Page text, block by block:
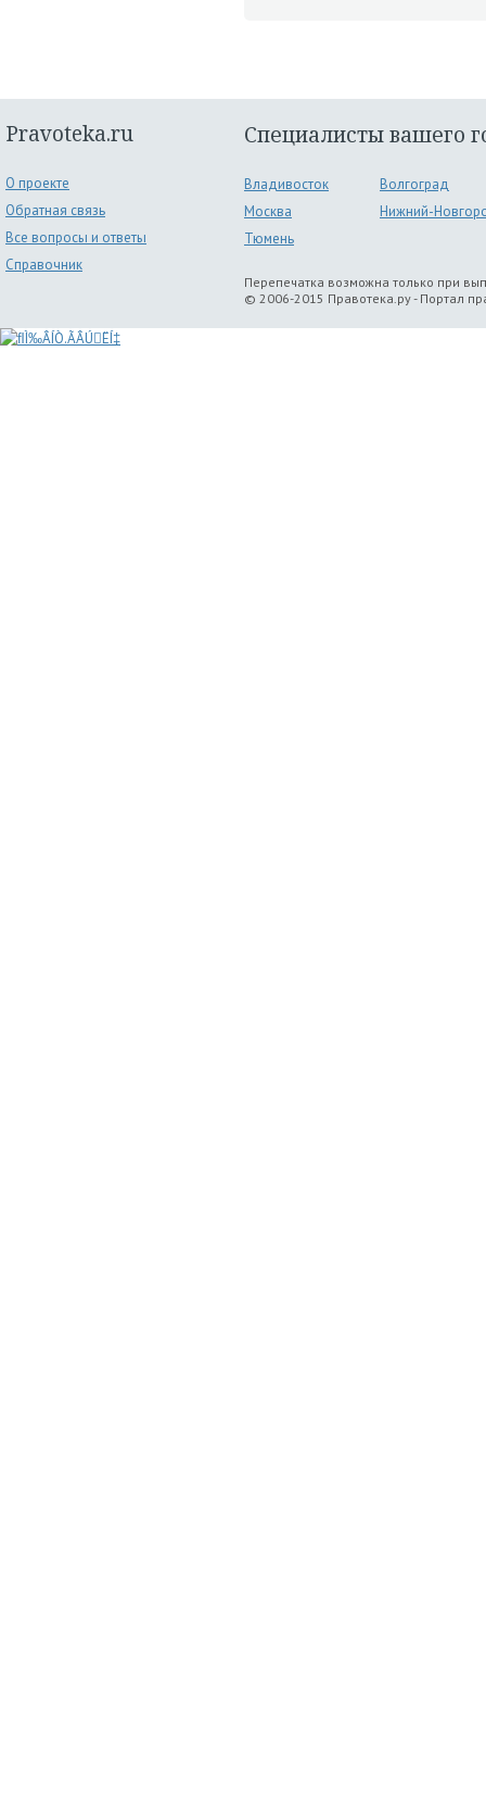
Pravoteka.ru
О проекте
Обратная связь
Все вопросы и ответы
Справочник
Специалисты вашего
Владивосток
Волгоград
Москва
Нижний-
Тюмень
Перепечатка возможна только при
© 2006-2015 Правотека.ру - Портал